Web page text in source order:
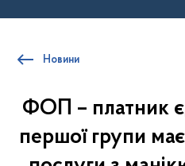
Новини
ФОП – платник
першої групи